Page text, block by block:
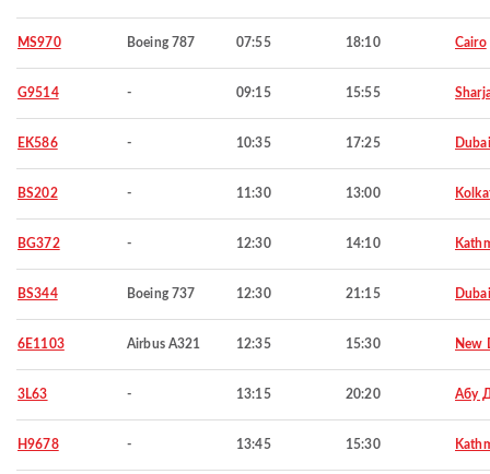
MS970 Boeing 787 07:55 18:10 Cairo
G9514 - 09:15 15:55
EK586 - 10:35 17:25 Dubai
BS202 - 11:30 13:00
BG372 - 12:30 14:10
BS344 Boeing 737 12:30 21:15 Dubai
6E1103 Airbus A321 12:35 15:30 New
3L63 - 13:15 20:20 Абу
H9678 - 13:45 15:30